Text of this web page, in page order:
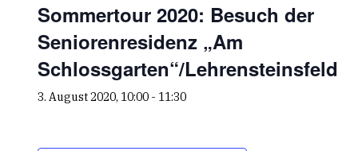
Sommertour 2020: Besuch der
Seniorenresidenz „Am
Schlossgarten“/Lehrensteinsfeld
3. August 2020, 10:00- 11:30